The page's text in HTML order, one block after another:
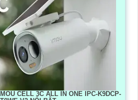
CELL 3C ALL IN ONE IPC-K9DCP-